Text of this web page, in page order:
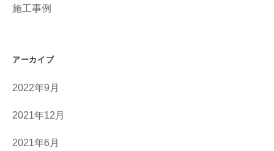
施工事例
アーカイブ
2022年9月
2021年12月
2021年6月